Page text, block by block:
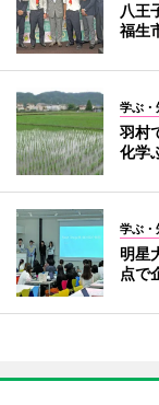
八王
福生
学ぶ・
羽村
化学
学ぶ・
明星
点で